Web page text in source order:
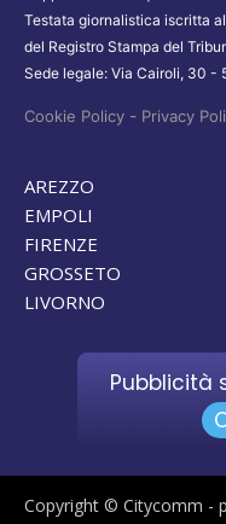
Testata giornalistica iscritta
del Registro Stampa del
Sede legale: Via Cairoli, 30 -
Cookie Policy - Privacy
AREZZO
EMPOLI
FIRENZE
GROSSETO
LIVORNO
Pubblicità
Copyright © Citycomm -